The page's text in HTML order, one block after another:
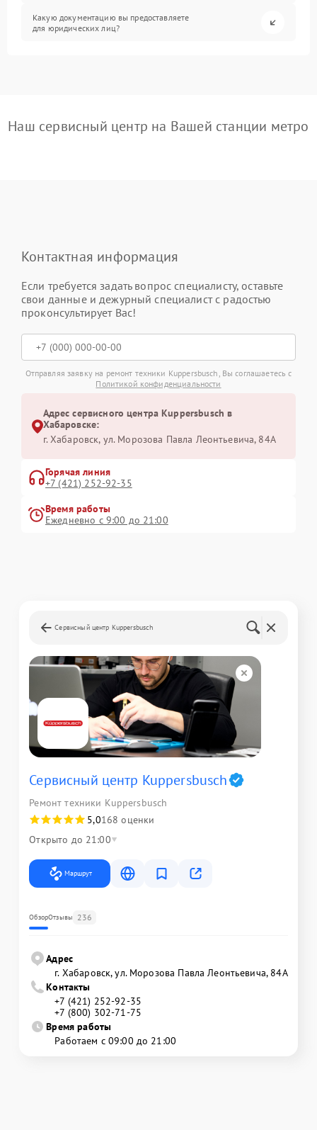
Какую документацию вы предоставляете
для юридических лиц?
Наш сервисный центр на Вашей станции метро
Контактная информация
Если требуется задать вопрос специалисту, оставьте
свои данные и дежурный специалист с радостью
проконсультирует Вас!
Отправляя заявку на ремонт техники Kuppersbusch, Вы соглашаетесь с
Политикой конфиденциальности
Адрес сервисного центра Kuppersbusch в
Хабаровске:
г. Хабаровск, ул. Морозова Павла Леонтьевича, 84А
Горячая линия
+7 (421) 252-92-35
Время работы
Ежедневно с 9:00 до 21:00
Сервисный центр Kuppersbusch
Сервисный центр Kuppersbusch
Ремонт техники Kuppersbusch
5,0168 оценки
Открыто до 21:00
Маршрут
ОбзорОтзывы 236
Адрес
г. Хабаровск, ул. Морозова Павла Леонтьевича, 84А
Контакты
+7 (421) 252-92-35
+7 (800) 302-71-75
Время работы
Работаем с 09:00 до 21:00